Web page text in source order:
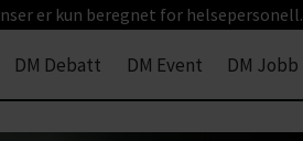
er kun beregnet for helsepersonell.
DM Debatt DM Event DM Jobb